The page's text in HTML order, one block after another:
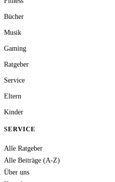
Bücher
Musik
Gaming
Ratgeber
Service
Eltern
Kinder
SERVICE
Alle Ratgeber
Alle Beiträge (A-Z)
Über uns